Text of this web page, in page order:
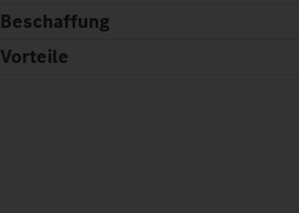
Beschaffung
Vorteile